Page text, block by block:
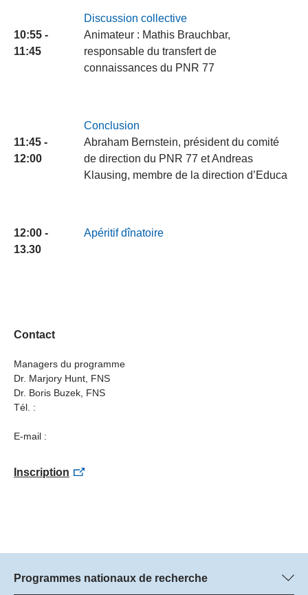
10:55 -
11:45
Discussion collective
Animateur : Mathis Brauchbar,
responsable du transfert de
connaissances du PNR 77
11:45 -
12:00
Conclusion
Abraham Bernstein, président du comité
de direction du PNR 77 et Andreas
Klausing, membre de la direction d’Educa
12:00 -
13.30
Apéritif dînatoire
Contact
Managers du programme
Dr. Marjory Hunt, FNS
Dr. Boris Buzek, FNS
Tél. :
E-mail :
Inscription
Programmes nationaux de recherche